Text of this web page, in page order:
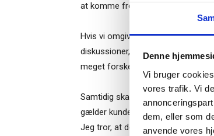
Denne
Vi bruger
vores trafik. Vi
dem, eller som
anvende vores
at komme frem til beslutningerne.
Hvis vi omgiver os med
diskussioner, før vi træffer vores
meget forskellige kompetencer,
Samtidig skal virksomhedens
gælder kunder, partnere, eller andre
Jeg tror, at den erkendelse er